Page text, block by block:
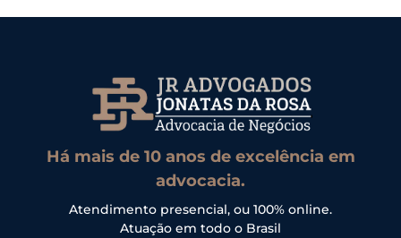
Há mais de 10 anos de excelência em
advocacia.
Atendimento presencial, ou 100% online.
Atuação em todo o Brasil